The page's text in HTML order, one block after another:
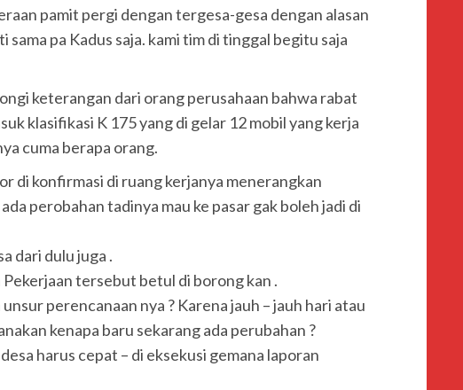
pamit pergi dengan tergesa-gesa dengan alasan
pa Kadus saja. kami tim di tinggal begitu saja
keterangan dari orang perusahaan bahwa rabat
klasifikasi K 175 yang di gelar 12 mobil yang kerja
cuma berapa orang.
di konfirmasi di ruang kerjanya menerangkan
perobahan tadinya mau ke pasar gak boleh jadi di
dari dulu juga .
tersebut betul di borong kan .
perencanaan nya ? Karena jauh – jauh hari atau
kenapa baru sekarang ada perubahan ?
harus cepat – di eksekusi gemana laporan